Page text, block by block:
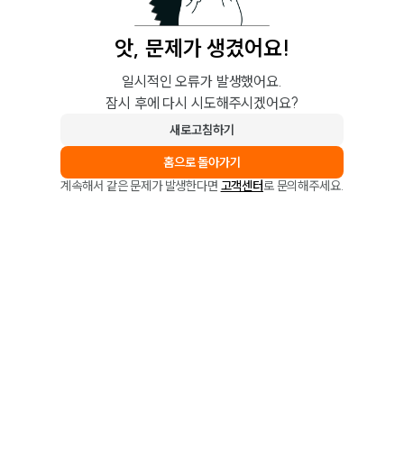
앗, 문제가 생겼어요!
일시적인 오류가 발생했어요.
잠시 후에 다시 시도해주시겠어요?
새로고침하기
홈으로 돌아가기
계속해서 같은 문제가 발생한다면 고객센터로 문의해주세요.